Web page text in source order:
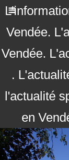
Vendée.
Vendée.
.
l'actualité
en